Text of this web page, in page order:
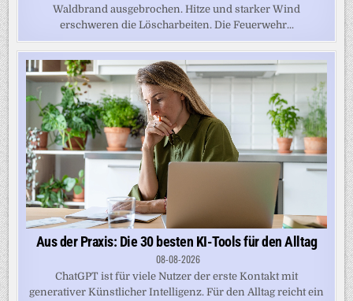
Waldbrand ausgebrochen. Hitze und starker Wind
erschweren die Löscharbeiten. Die Feuerwehr...
Aus der Praxis: Die 30 besten KI-Tools für den Alltag
08-08-2026
ChatGPT ist für viele Nutzer der erste Kontakt mit
generativer Künstlicher Intelligenz. Für den Alltag reicht ein